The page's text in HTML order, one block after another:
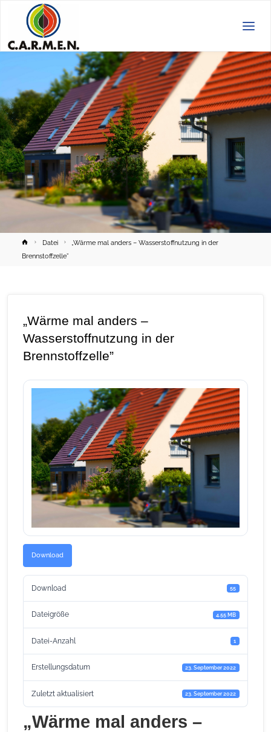
HomeDatei
„Wärme mal anders – Wasserstoffnutzung in der
Brennstoffzelle”
„Wärme mal anders –
Wasserstoffnutzung in der
Brennstoffzelle”
Download
Download 55
Dateigröße 4.55 MB
Datei-Anzahl 1
Erstellungsdatum 23. September 2022
Zuletzt aktualisiert 23. September 2022
„Wärme mal anders –